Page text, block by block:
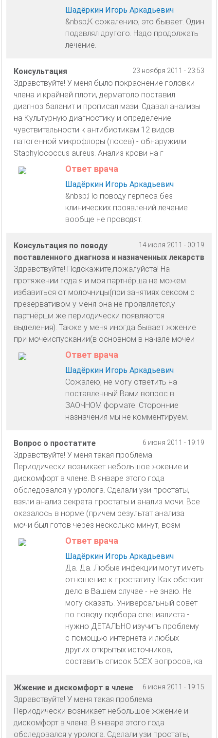
Шадёркин Игорь Аркадьевич
&nbsp;К сожалению, это бывает. Один
подавлял другого. Надо продолжать
лечение.
23 ноября 2011 - 23:53
Консультация
Здравствуйте! У меня было покраснение головки
члена и крайней плоти, дерматоло поставил
диагноз баланит и прописал мази. Сдавал анализы
на Культурную диагностику и определение
чувствительности к антибиотикам 12 видов
патогенной микрофлоры (посев) - обнаружили
Staphylococcus aureus. Анализ крови на г
Ответ врача
Шадёркин Игорь Аркадьевич
&nbsp;По поводу герпеса без
клинических проявлений лечение
вообще не проводят.
14 июля 2011 - 00:19
Консультация по поводу
поставленного диагноза и назначенных лекарств
Здравствуйте! Подскажите,пожалуйста! На
протяжении года я и моя партнёрша не можем
избавиться от молочницы(при занятиях сексом с
презервативом у меня она не проявляется,у
партнёрши же периодически появляются
выделения). Также у меня иногда бывает жжение
при мочеиспускании(в основном в начале мочеи
Ответ врача
Шадёркин Игорь Аркадьевич
Сожалею, не могу ответить на
поставленный Вами вопрос в
ЗАОЧНОМ формате. Сторонние
назначения мы не комментируем.
6 июня 2011 - 19:19
Вопрос о простатите
Здравствуйте! У меня такая проблема.
Периодически возникает небольшое жжение и
дискомфорт в члене. В январе этого года
обследовался у уролога. Сделали узи простаты,
взяли анализ секрета простаты и анализ мочи. Все
оказалось в норме (причем результат анализа
мочи был готов через несколько минут, возм
Ответ врача
Шадёркин Игорь Аркадьевич
Да. Да. Любые инфекции могут иметь
отношение к простатиту. Как обстоит
дело в Вашем случае - не знаю. Не
могу сказать. Универсальный совет
по поводу подбора специалиста -
нужно ДЕТАЛЬНО изучить проблему
с помощью интернета и любых
других открытых источников,
составить список ВСЕХ вопросов, ка
6 июня 2011 - 19:15
Жжение и дискомфорт в члене
Здравствуйте! У меня такая проблема.
Периодически возникает небольшое жжение и
дискомфорт в члене. В январе этого года
обследовался у уролога. Сделали узи простаты,